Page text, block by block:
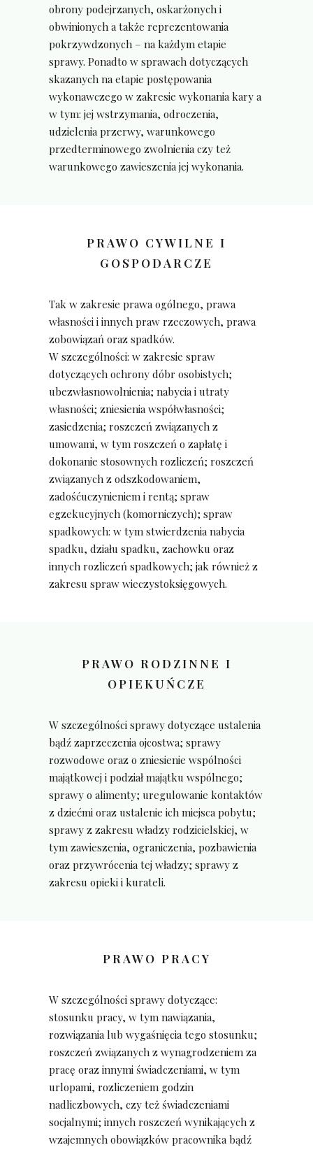
obrony podejrzanych, oskarżonych i
obwinionych a także reprezentowania
pokrzywdzonych – na każdym etapie
sprawy. Ponadto w sprawach dotyczących
skazanych na etapie postępowania
wykonawczego w zakresie wykonania kary a
w tym: jej wstrzymania, odroczenia,
udzielenia przerwy, warunkowego
przedterminowego zwolnienia czy też
warunkowego zawieszenia jej wykonania.
PRAWO CYWILNE I
GOSPODARCZE
Tak w zakresie prawa ogólnego, prawa
własności i innych praw rzeczowych, prawa
zobowiązań oraz spadków.
W szczególności: w zakresie spraw
dotyczących ochrony dóbr osobistych;
ubezwłasnowolnienia; nabycia i utraty
własności; zniesienia współwłasności;
zasiedzenia; roszczeń związanych z
umowami, w tym roszczeń o zapłatę i
dokonanie stosownych rozliczeń; roszczeń
związanych z odszkodowaniem,
zadośćuczynieniem i rentą; spraw
egzekucyjnych (komorniczych); spraw
spadkowych: w tym stwierdzenia nabycia
spadku, działu spadku, zachowku oraz
innych rozliczeń spadkowych; jak również z
zakresu spraw wieczystoksięgowych.
PRAWO RODZINNE I
OPIEKUŃCZE
W szczególności sprawy dotyczące ustalenia
bądź zaprzeczenia ojcostwa; sprawy
rozwodowe oraz o zniesienie wspólności
majątkowej i podział majątku wspólnego;
sprawy o alimenty; uregulowanie kontaktów
z dziećmi oraz ustalenie ich miejsca pobytu;
sprawy z zakresu władzy rodzicielskiej, w
tym zawieszenia, ograniczenia, pozbawienia
oraz przywrócenia tej władzy; sprawy z
zakresu opieki i kurateli.
PRAWO PRACY
W szczególności sprawy dotyczące:
stosunku pracy, w tym nawiązania,
rozwiązania lub wygaśnięcia tego stosunku;
roszczeń związanych z wynagrodzeniem za
pracę oraz innymi świadczeniami, w tym
urlopami, rozliczeniem godzin
nadliczbowych, czy też świadczeniami
socjalnymi; innych roszczeń wynikających z
wzajemnych obowiązków pracownika bądź